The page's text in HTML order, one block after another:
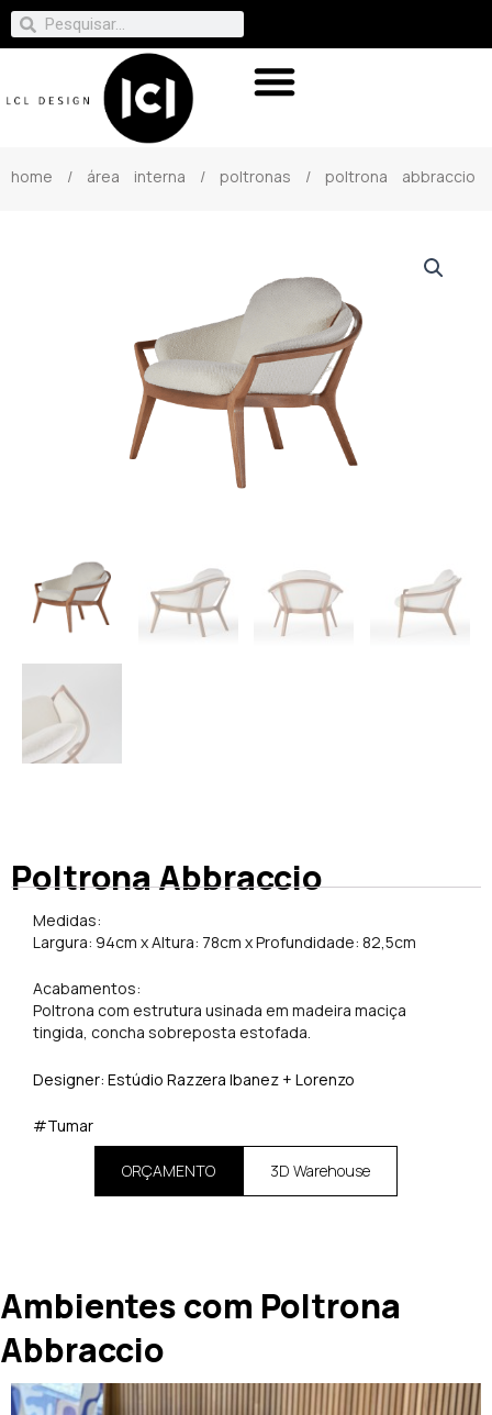
home / área interna / poltronas / poltrona abbraccio
Poltrona Abbraccio
Medidas:
Largura: 94cm x Altura: 78cm x Profundidade: 82,5cm
Acabamentos:
Poltrona com estrutura usinada em madeira maciça
tingida, concha sobreposta estofada.
Designer: Estúdio Razzera Ibanez + Lorenzo
#Tumar
ORÇAMENTO 3D Warehouse
Ambientes com Poltrona
Abbraccio